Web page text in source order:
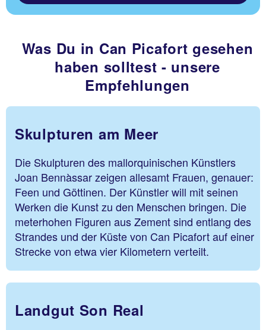
Was Du in Can Picafort gesehen
haben solltest - unsere
Empfehlungen
Skulpturen am Meer
Die Skulpturen des mallorquinischen Künstlers
Joan Bennàssar zeigen allesamt Frauen, genauer:
Feen und Göttinen. Der Künstler will mit seinen
Werken die Kunst zu den Menschen bringen. Die
meterhohen Figuren aus Zement sind entlang des
Strandes und der Küste von Can Picafort auf einer
Strecke von etwa vier Kilometern verteilt.
Landgut Son Real